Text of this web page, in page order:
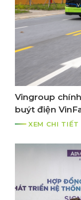
Vingroup
buýt điện
XEM CHI TIẾT